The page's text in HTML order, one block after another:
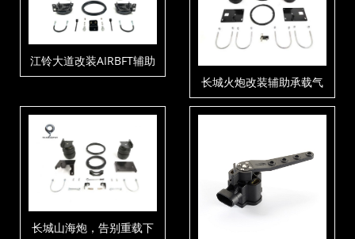
江铃大道改装AIRBFT辅助
承载气囊
长城火炮改装辅助承载气
囊
长城山海炮，告别重载下